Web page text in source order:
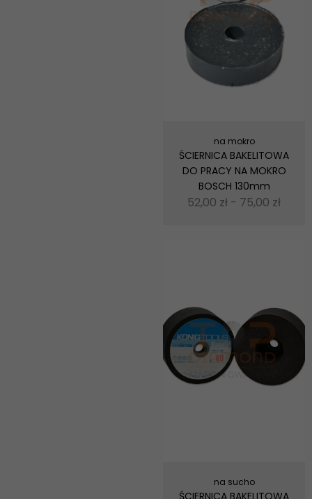
na mokro
ŚCIERNICA BAKELITOWA
DO PRACY NA MOKRO
BOSCH 130mm
52,00 zł - 75,00 zł
na sucho
ŚCIERNICA BAKELITOWA